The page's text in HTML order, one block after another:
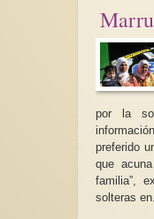
por la sociedad Y
información que
preferido
que
familia”,
solteras